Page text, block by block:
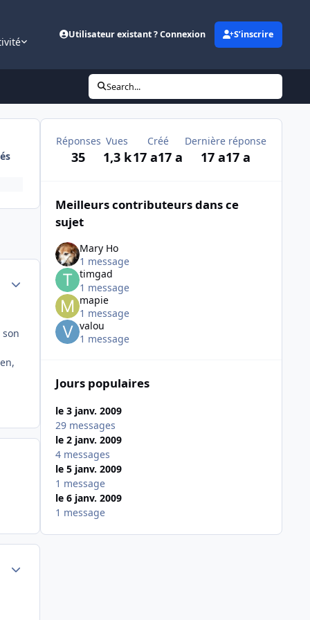
Utilisateur existant ? Connexion S’inscrire
Search...
Author stats
Réponses
35
Vues
1,3 k
Créé
17 a17 a
Dernière réponse
17 a17 a
Meilleurs contributeurs dans ce
sujet
Mary Ho
1 message
timgad
1 message
mapie
1 message
valou
1 message
Jours populaires
le 3 janv. 2009
29 messages
le 2 janv. 2009
4 messages
le 5 janv. 2009
1 message
le 6 janv. 2009
1 message